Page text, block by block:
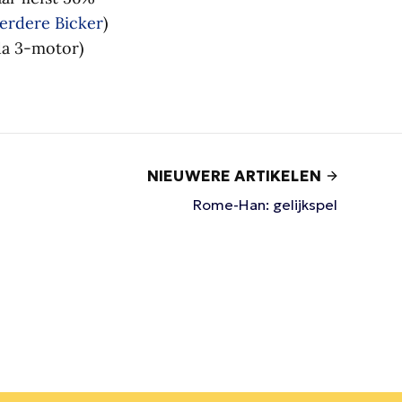
Bicker)
3-motor)
NIEUWERE ARTIKELEN
Rome-Han: gelijkspel